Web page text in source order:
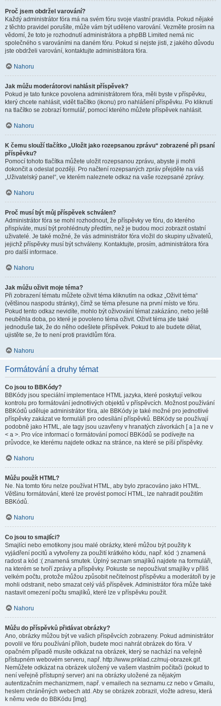
Proč jsem obdržel varování?
Každý administrátor fóra má na svém fóru svoje vlastní pravidla. Pokud nějaké
z těchto pravidel porušíte, může vám být uděleno varování. Vezměte prosím na
vědomí, že toto je rozhodnutí administrátora a phpBB Limited nemá nic
společného s varováními na daném fóru. Pokud si nejste jisti, z jakého důvodu
jste obdrželi varování, kontaktujte administrátora fóra.
Nahoru
Jak můžu moderátorovi nahlásit příspěvek?
Pokud je tato funkce povolena administrátorem fóra, měli byste v příspěvku,
který chcete nahlásit, vidět tlačítko (ikonu) pro nahlášení příspěvku. Po kliknutí
na tlačítko se zobrazí formulář, pomocí kterého můžete příspěvek nahlásit.
Nahoru
K čemu slouží tlačítko „Uložit jako rozepsanou zprávu“ zobrazené při psaní
příspěvku?
Pomocí tohoto tlačítka můžete uložit rozepsanou zprávu, abyste ji mohli
dokončit a odeslat později. Pro načtení rozepsaných zpráv přejděte na váš
„Uživatelský panel“, ve kterém naleznete odkaz na vaše rozepsané zprávy.
Nahoru
Proč musí být můj příspěvek schválen?
Administrátor fóra se mohl rozhodnout, že příspěvky ve fóru, do kterého
přispíváte, musí být prohlédnuty předtím, než je budou moci zobrazit ostatní
uživatelé. Je také možné, že vás administrátor fóra vložil do skupiny uživatelů,
jejichž příspěvky musí být schváleny. Kontaktujte, prosím, administrátora fóra
pro další informace.
Nahoru
Jak můžu oživit moje téma?
Při zobrazení tématu můžete oživit téma kliknutím na odkaz „Oživit téma“
(většinou naspodu stránky), čímž se téma přesune na první místo ve fóru.
Pokud tento odkaz nevidíte, mohlo být oživování témat zakázáno, nebo ještě
neuběhla doba, po které je povoleno téma oživit. Oživit téma jde také
jednoduše tak, že do něho odešlete příspěvek. Pokud to ale budete dělat,
ujistěte se, že to není proti pravidlům fóra.
Nahoru
Formátování a druhy témat
Co jsou to BBKódy?
BBKódy jsou speciální implementace HTML jazyka, které poskytují velkou
kontrolu pro formátování jednotlivých objektů v příspěvcích. Možnost používání
BBKódů uděluje administrátor fóra, ale BBKódy je také možné pro jednotlivé
příspěvky zakázat ve formuláři pro odesílání příspěvků. BBKódy se používají
podobně jako HTML, ale tagy jsou uzavřeny v hranatých závorkách [ a ] a ne v
< a >. Pro více informací o formátování pomocí BBKódů se podívejte na
průvodce, ke kterému najdete odkaz na stránce, na které se píší příspěvky.
Nahoru
Můžu použít HTML?
Ne. Na tomto fóru nelze používat HTML, aby bylo zpracováno jako HTML.
Většinu formátování, které lze provést pomocí HTML, lze nahradit použitím
BBKódů.
Nahoru
Co jsou to smajlíci?
Smajlíci nebo emotikony jsou malé obrázky, které můžou být použity k
vyjádření pocitů a vytvořeny za použití krátkého kódu, např. kód :) znamená
radost a kód :( znamená smutek. Úplný seznam smajlíků najdete na formuláři,
na kterém se tvoří zprávy a příspěvky. Pokuste se nepoužívat smajlíky v příliš
velkém počtu, protože můžou způsobit nečitelnost příspěvku a moderátoři by je
mohli odstranit, nebo smazat celý váš příspěvek. Administrátor fóra může také
nastavit omezení počtu smajlíků, které lze v příspěvku použít.
Nahoru
Můžu do příspěvků přidávat obrázky?
Ano, obrázky můžou být ve vašich příspěvcích zobrazeny. Pokud administrátor
povolil ve fóru používání příloh, budete moci nahrát obrázek do fóra. V
opačném případě musíte odkázat na obrázek, který se nachází na veřejně
přístupném webovém serveru, např. http://www.priklad.cz/muj-obrazek.gif.
Nemůžete odkázat na obrázek uložený ve vašem vlastním počítači (pokud to
není veřejně přístupný server) ani na obrázky uložené za nějakým
autentizačním mechanizmem, např. v emailech na seznamu.cz nebo v Gmailu,
heslem chráněných webech atd. Aby se obrázek zobrazil, vložte adresu, která
k němu vede do BBKódu [img].